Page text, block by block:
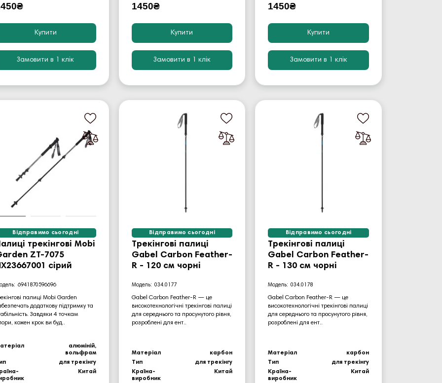
Купити
Замовити в 1 клік
1450₴
Купити
Замовити в 1 клік
1450₴
Купити
Замовити в 1 клік
Відправимо сьогодні
трекінгові Mobi
ZT-7075
сірий
6941870596696
палиці Mobi Garden
додаткову підтримку та
Завдяки 4 точкам
кожен крок ви буд..
алюміній,
вольфрам
для трекінгу
Китай
Відправимо сьогодні
Трекінгові палиці
Gabel Carbon Feather-
R - 120 см чорні
034.0177
Gabel Carbon Feather-R — це
високотехнологічні трекінгові палиці
для середнього та просунутого рівня,
розроблені для ент..
Матеріал
карбон
Тип
для трекінгу
Країна-
виробник
Китай
Відправимо сьогодні
Трекінгові палиці
Gabel Carbon Feather-
R - 130 см чорні
034.0178
Gabel Carbon Feather-R — це
високотехнологічні трекінгові палиці
для середнього та просунутого рівня,
розроблені для ент..
Матеріал
карбон
Тип
для трекінгу
Країна-
виробник
Китай